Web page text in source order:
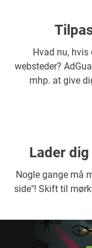
Hvad nu, hvis
websteder?
mhp. at give
Lader
Nogle gange må
side"! Skift til